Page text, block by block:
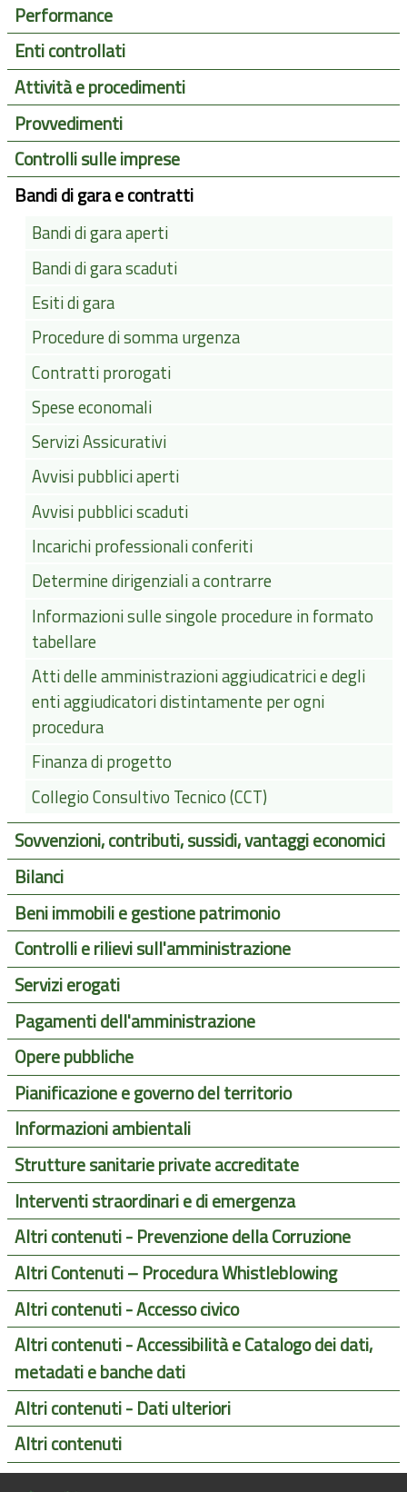
Performance
Enti controllati
Attività e procedimenti
Provvedimenti
Controlli sulle imprese
Bandi di gara e contratti
Bandi di gara aperti
Bandi di gara scaduti
Esiti di gara
Procedure di somma urgenza
Contratti prorogati
Spese economali
Servizi Assicurativi
Avvisi pubblici aperti
Avvisi pubblici scaduti
Incarichi professionali conferiti
Determine dirigenziali a contrarre
Informazioni sulle singole procedure in formato
tabellare
Atti delle amministrazioni aggiudicatrici e degli
enti aggiudicatori distintamente per ogni
procedura
Finanza di progetto
Collegio Consultivo Tecnico (CCT)
Sovvenzioni, contributi, sussidi, vantaggi economici
Bilanci
Beni immobili e gestione patrimonio
Controlli e rilievi sull'amministrazione
Servizi erogati
Pagamenti dell'amministrazione
Opere pubbliche
Pianificazione e governo del territorio
Informazioni ambientali
Strutture sanitarie private accreditate
Interventi straordinari e di emergenza
Altri contenuti - Prevenzione della Corruzione
Altri Contenuti – Procedura Whistleblowing
Altri contenuti - Accesso civico
Altri contenuti - Accessibilità e Catalogo dei dati,
metadati e banche dati
Altri contenuti - Dati ulteriori
Altri contenuti